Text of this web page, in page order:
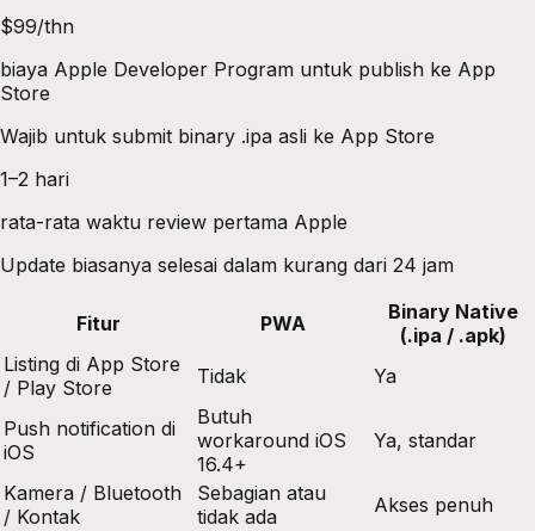
$99/thn
biaya Apple Developer Program untuk publish ke App
Store
Wajib untuk submit binary .ipa asli ke App Store
1–2 hari
rata-rata waktu review pertama Apple
Update biasanya selesai dalam kurang dari 24 jam
Fitur PWA
Binary Native
(.ipa / .apk)
Listing di App Store
/ Play Store
Tidak Ya
Push notification di
iOS
Butuh
workaround iOS
16.4+
Ya, standar
Kamera / Bluetooth
/ Kontak
Sebagian atau
tidak ada
Akses penuh